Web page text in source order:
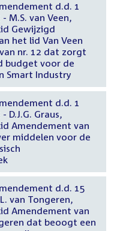
d.d. 1
M.S. van Veen,
Gewijzigd
het lid Van Veen
nr. 12 dat zorgt
budget voor de
Smart Industry
d.d. 1
D.J.G. Graus,
Amendement van
middelen voor de
d.d. 15
van Tongeren,
Amendement van
dat beoogt een